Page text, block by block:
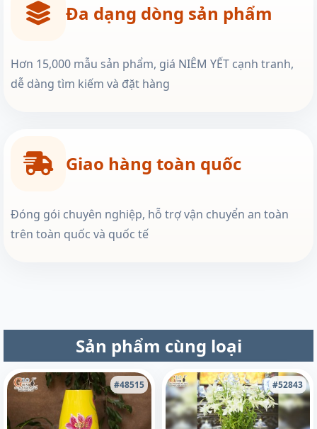
Đa dạng dòng sản phẩm
Hơn 15,000 mẫu sản phẩm, giá NIÊM YẾT cạnh tranh,
dễ dàng tìm kiếm và đặt hàng
Giao hàng toàn quốc
Đóng gói chuyên nghiệp, hỗ trợ vận chuyển an toàn
trên toàn quốc và quốc tế
Sản phẩm cùng loại
#48515 #52843